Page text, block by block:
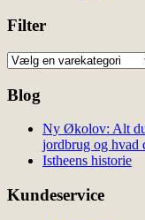
Filter
Blog
Ny Økolov: Alt
jordbrug og hvad
Istheens historie
Kundeservice